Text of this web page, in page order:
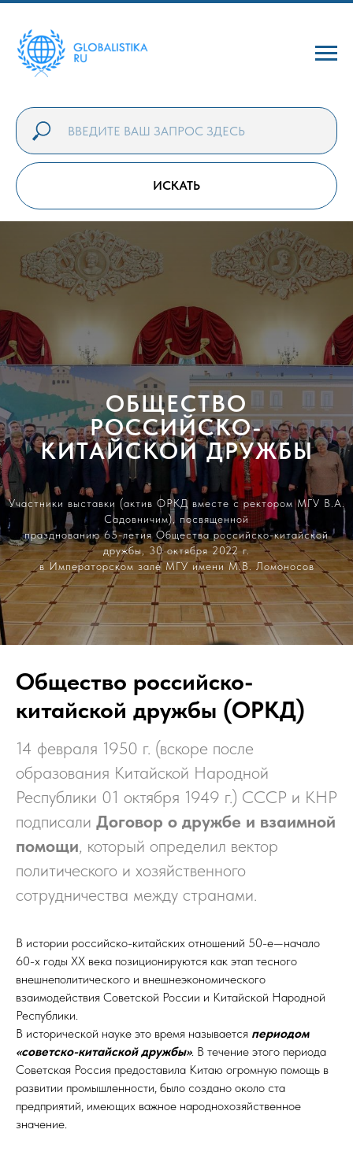
ИСКАТЬ
ОБЩЕСТВО
РОССИЙСКО-
КИТАЙСКОЙ ДРУЖБЫ
Участники выставки (актив ОРКД вместе с ректором МГУ В.А.
Садовничим), посвященной
празднованию 65-летия Общества российско-китайской
дружбы, 30 октября 2022 г.
в Императорском зале МГУ имени М.В. Ломоносов
Общество российско-
китайской дружбы (ОРКД)
14 февраля 1950 г. (вскоре после
образования Китайской Народной
Республики 01 октября 1949 г.) СССР и КНР
подписали Договор о дружбе и взаимной
помощи, который определил вектор
политического и хозяйственного
сотрудничества между странами.
В истории российско-китайских отношений 50-е—начало
60-х годы ХХ века позиционируются как этап тесного
внешнеполитического и внешнеэкономического
взаимодействия Советской России и Китайской Народной
Республики.
В исторической науке это время называется периодом
«советско-китайской дружбы». В течение этого периода
Советская Россия предоставила Китаю огромную помощь в
развитии промышленности, было создано около ста
предприятий, имеющих важное народнохозяйственное
значение.